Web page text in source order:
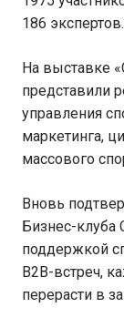
186 экспертов.
На выставке
представили
управления
маркетинга,
массового
Вновь
Бизнес-клуба
поддержкой
B2B-встреч,
перерасти в